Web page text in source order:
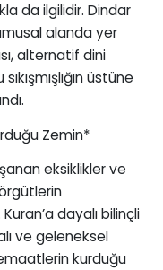
da ilgilidir. Dindar
alanda yer
alternatif dini
üstüne
Zemin*
eksiklikler ve
dayalı bilinçli
ve geleneksel
kurduğu